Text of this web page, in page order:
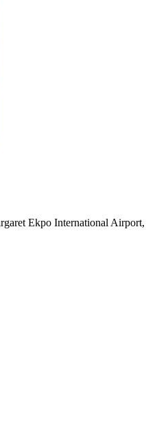
Ekpo International Airport,